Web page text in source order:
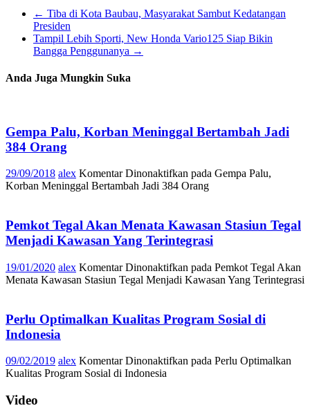
← Tiba di Kota Baubau, Masyarakat Sambut Kedatangan
Presiden
Tampil Lebih Sporti, New Honda Vario125 Siap Bikin
Bangga Penggunanya →
Anda Juga Mungkin Suka
Gempa Palu, Korban Meninggal Bertambah Jadi
384 Orang
29/09/2018 alex Komentar Dinonaktifkan pada Gempa Palu,
Korban Meninggal Bertambah Jadi 384 Orang
Pemkot Tegal Akan Menata Kawasan Stasiun Tegal
Menjadi Kawasan Yang Terintegrasi
19/01/2020 alex Komentar Dinonaktifkan pada Pemkot Tegal Akan
Menata Kawasan Stasiun Tegal Menjadi Kawasan Yang Terintegrasi
Perlu Optimalkan Kualitas Program Sosial di
Indonesia
09/02/2019 alex Komentar Dinonaktifkan pada Perlu Optimalkan
Kualitas Program Sosial di Indonesia
Video